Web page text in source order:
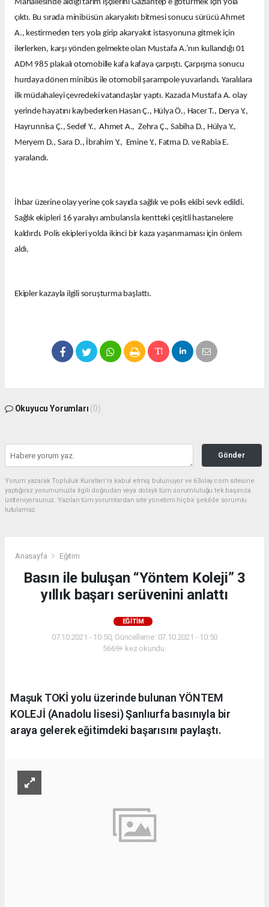
Mahallesinde aldığı tarım işçilerini Gaziantep’e götürmek için yola
çıktı. Bu sırada minibüsün akaryakıtı bitmesi sonucu sürücü Ahmet
A., kestirmeden ters yola girip akaryakıt istasyonuna gitmek için
ilerlerken, karşı yönden gelmekte olan Mustafa A.’nın kullandığı 01
ADM 985 plakalı otomobille kafa kafaya çarpıştı. Çarpışma sonucu
hurdaya dönen minibüs ile otomobil şarampole yuvarlandı. Yaralılara
ilk müdahaleyi çevredeki vatandaşlar yaptı. Kazada Mustafa A. olay
yerinde hayatını kaybederken Hasan Ç., Hülya Ö., Hacer T., Derya Y.,
Hayrunnisa Ç., Sedef Y., Ahmet A., Zehra Ç., Sabiha D., Hülya Y.,
Meryem D., Sara D., İbrahim Y., Emine Y., Fatma D. ve Rabia E.
yaralandı.
İhbar üzerine olay yerine çok sayıda sağlık ve polis ekibi sevk edildi.
Sağlık ekipleri 16 yaralıyı ambulansla kentteki çeşitli hastanelere
kaldırdı. Polis ekipleri yolda ikinci bir kaza yaşanmaması için önlem
aldı.
Ekipler kazayla ilgili soruşturma başlattı.
Okuyucu Yorumları (0)
Gönder
Yorum yazarak Topluluk Kuralları’nı kabul etmiş bulunuyor ve 63olay.com sitesine
yaptığınız yorumunuzla ilgili doğrudan veya dolaylı tüm sorumluluğu tek başınıza
üstleniyorsunuz. Yazılan tüm yorumlardan site yönetimi hiçbir şekilde sorumlu
tutulamaz.
Anasayfa Eğitim
Basın ile buluşan “Yöntem Koleji” 3
yıllık başarı serüvenini anlattı
EĞITIM
07.10.2021 - 10:50, Güncelleme: 07.10.2021 - 10:50
5669+ kez okundu.
Maşuk TOKİ yolu üzerinde bulunan YÖNTEM
KOLEJİ (Anadolu lisesi) Şanlıurfa basınıyla bir
araya gelerek eğitimdeki başarısını paylaştı.